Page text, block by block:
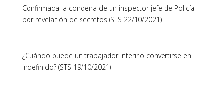
Confirmada la condena de un inspector jefe de Policía
por revelación de secretos (STS 22/10/2021)
¿Cuándo puede un trabajador interino convertirse en
indefinido? (STS 19/10/2021)